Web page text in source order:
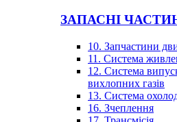
ЗАПАСНІ
10. Запчастини
11. Система
12. Система
вихлопних газів
13. Система
16. Зчеплення